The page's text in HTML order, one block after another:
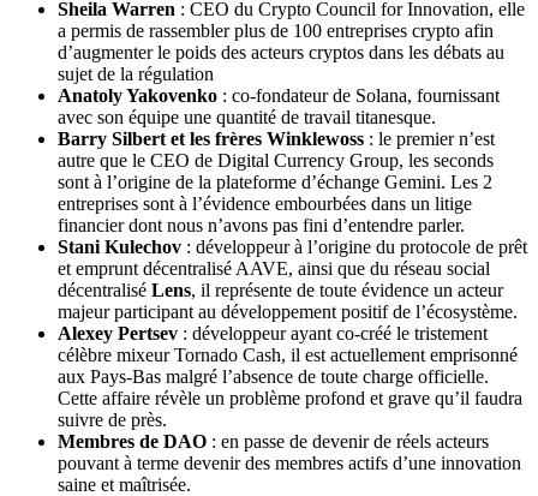
Sheila Warren : CEO du Crypto Council for Innovation, elle
a permis de rassembler plus de 100 entreprises crypto afin
d’augmenter le poids des acteurs cryptos dans les débats au
sujet de la régulation
Anatoly Yakovenko : co-fondateur de Solana, fournissant
avec son équipe une quantité de travail titanesque.
Barry Silbert et les frères Winklewoss : le premier n’est
autre que le CEO de Digital Currency Group, les seconds
sont à l’origine de la plateforme d’échange Gemini. Les 2
entreprises sont à l’évidence embourbées dans un litige
financier dont nous n’avons pas fini d’entendre parler.
Stani Kulechov : développeur à l’origine du protocole de prêt
et emprunt décentralisé AAVE, ainsi que du réseau social
décentralisé Lens, il représente de toute évidence un acteur
majeur participant au développement positif de l’écosystème.
Alexey Pertsev : développeur ayant co-créé le tristement
célèbre mixeur Tornado Cash, il est actuellement emprisonné
aux Pays-Bas malgré l’absence de toute charge officielle.
Cette affaire révèle un problème profond et grave qu’il faudra
suivre de près.
Membres de DAO : en passe de devenir de réels acteurs
pouvant à terme devenir des membres actifs d’une innovation
saine et maîtrisée.